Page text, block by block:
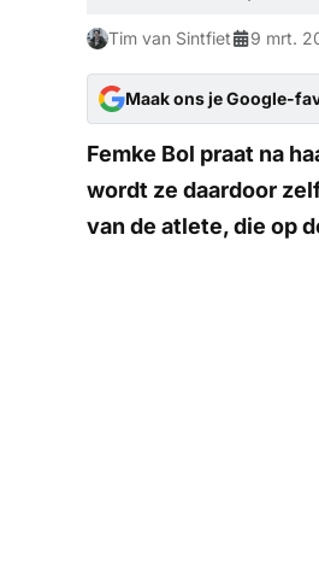
Tim van Sintfiet 9 mrt.
Maak ons je Google-
Femke Bol praat na
wordt ze daardoor
van de atlete, die op